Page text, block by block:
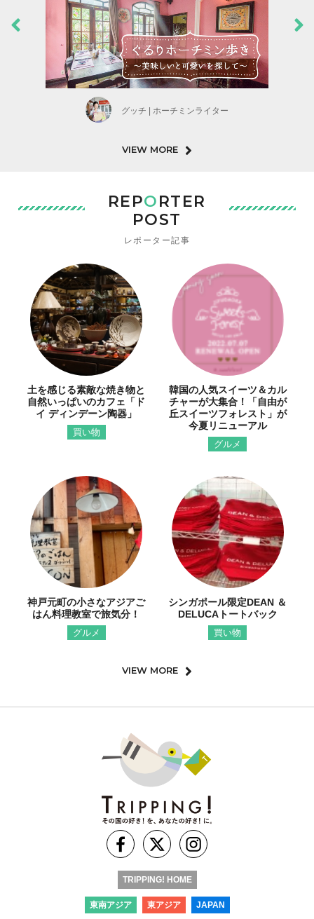
グッチ | ホーチミンライター
VIEW MORE
REPORTER
POST
レポーター記事
土を感じる素敵な焼き物と
自然いっぱいのカフェ「ド
イ ディンデーン陶器」
買い物
韓国の人気スイーツ＆カル
チャーが大集合！「自由が
丘スイーツフォレスト」が
今夏リニューアル
グルメ
神戸元町の小さなアジアご
はん料理教室で旅気分！
グルメ
シンガポール限定DEAN ＆
DELUCAトートバック
買い物
VIEW MORE
TRIPPING! HOME
東南アジア 東アジア JAPAN